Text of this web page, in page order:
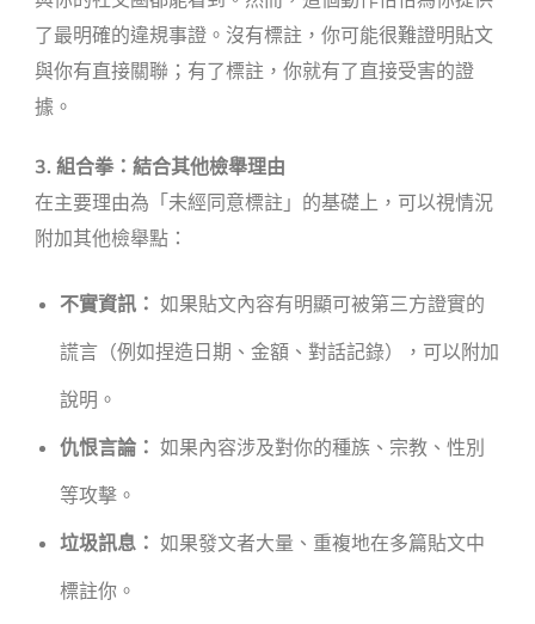
了最明確的違規事證。沒有標註，你可能很難證明貼文
與你有直接關聯；有了標註，你就有了直接受害的證
據。
3. 組合拳：結合其他檢舉理由
在主要理由為「未經同意標註」的基礎上，可以視情況
附加其他檢舉點：
不實資訊： 如果貼文內容有明顯可被第三方證實的
謊言（例如捏造日期、金額、對話記錄），可以附加
說明。
仇恨言論： 如果內容涉及對你的種族、宗教、性別
等攻擊。
垃圾訊息： 如果發文者大量、重複地在多篇貼文中
標註你。